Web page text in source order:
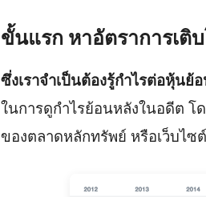
ขั้นแรก หาอัตราการเติ
ซึ่งเราจำเป็นต้องรู้กำไรต่อหุ้นย้
ในการดูกำไรย้อนหลังในอดีต โ
ของตลาดหลักทรัพย์ หรือเว็บไ